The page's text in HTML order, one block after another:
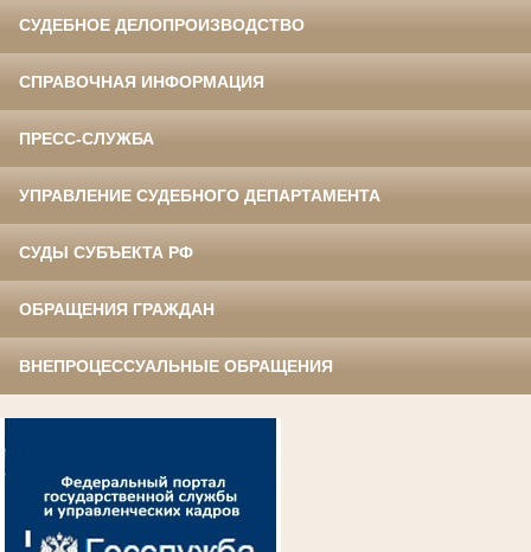
СУДЕБНОЕ ДЕЛОПРОИЗВОДСТВО
СПРАВОЧНАЯ ИНФОРМАЦИЯ
ПРЕСС-СЛУЖБА
УПРАВЛЕНИЕ СУДЕБНОГО ДЕПАРТАМЕНТА
СУДЫ СУБЪЕКТА РФ
ОБРАЩЕНИЯ ГРАЖДАН
ВНЕПРОЦЕССУАЛЬНЫЕ ОБРАЩЕНИЯ